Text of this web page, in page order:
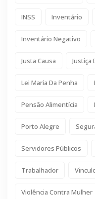
INSS Inventário
Inventário Negativo
Justa Causa Justiça
Lei Maria Da Penha
Pensão Alimentícia
Porto Alegre
Servidores Públicos
Trabalhador
Violência Contra Mulher